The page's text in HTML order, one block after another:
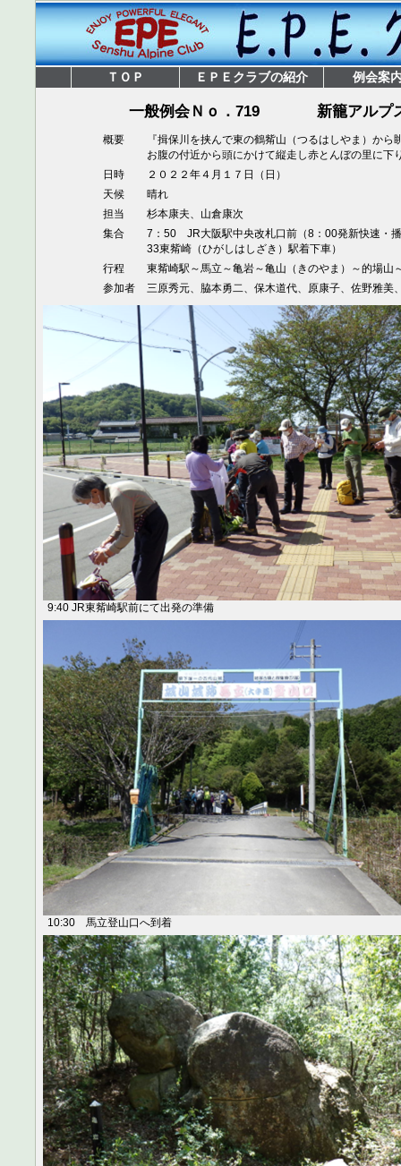
ＴＯＰ ＥＰＥクラブの紹介 例会案
一般例会Ｎｏ．719 新籠アルプ
概要
『揖保川を挟んで東の鶴觜山（つるはしやま）か
お腹の付近から頭にかけて縦走し赤とんぼの里に下
日時
２０２２年４月１７日（日）
天候
晴れ
担当
杉本康夫、山倉康次
集合
7：50 JR大阪駅中央改札口前（8：00発新快速
33東觜崎（ひがしはしざき）駅着下車）
行程
東觜崎駅～馬立～亀岩～亀山（きのやま）～的場山
参加者
三原秀元、脇本勇二、保木道代、原康子、佐野雅
9:40 JR東觜崎駅前にて出発の準備
10:30 馬立登山口へ到着